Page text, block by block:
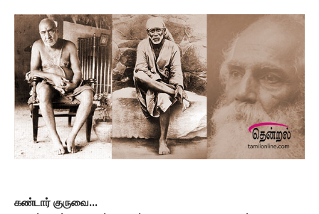
கண்டார் குருவை...